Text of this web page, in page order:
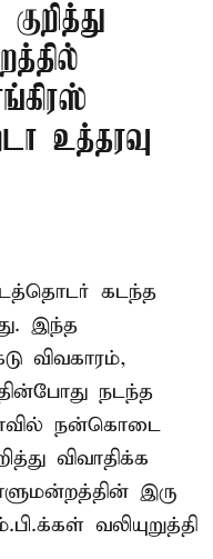
உத்தரவு
கடந்த
இந்த
விவகாரம்,
நடந்த
நன்கொடை
விவாதிக்க
இரு
வலியுறுத்தி